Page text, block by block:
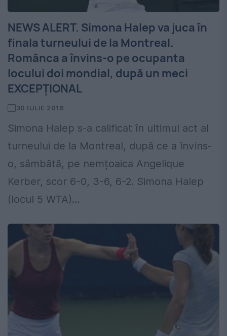
NEWS ALERT. Simona Halep va juca în
finala turneului de la Montreal.
Românca a învins-o pe ocupanta
locului doi mondial, după un meci
EXCEPȚIONAL
30 IULIE 2016
Simona Halep s-a calificat în ultimul act al
turneului de la Montreal, după ce a învins-
o, sâmbătă, pe nemțoaica Angelique
Kerber, scor 6-0, 3-6, 6-2. Simona Halep
(locul 5 WTA)...